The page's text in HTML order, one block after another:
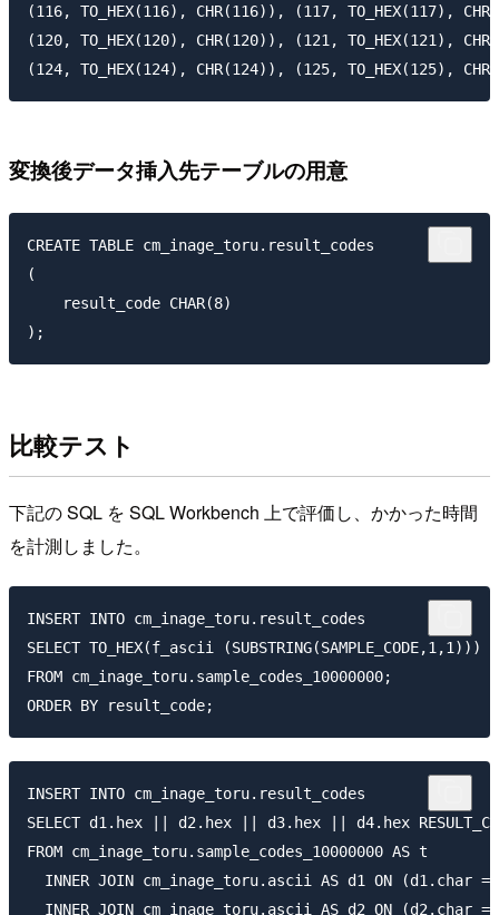
(116, TO_HEX(116), CHR(116)), (117, TO_HEX(117),
(120, TO_HEX(120), CHR(120)), (121, TO_HEX(121),
変換後データ挿入先テーブルの用意
CREATE TABLE cm_inage_toru.result_codes
(
    result_code CHAR(8)
比較テスト
下記の SQL を SQL Workbench 上で評価し、かかった時間
を計測しました。
INSERT INTO cm_inage_toru.result_codes
SELECT TO_HEX(f_ascii
FROM cm_inage_toru.sample_codes_10000000;
INSERT INTO cm_inage_toru.result_codes
SELECT d1.hex || d2.hex || d3.hex || d4.hex
FROM cm_inage_toru.sample_codes_10000000 AS t
INNER JOIN cm_inage_toru.ascii AS d1 ON (d1.char
INNER JOIN cm_inage_toru.ascii AS d2 ON (d2.char